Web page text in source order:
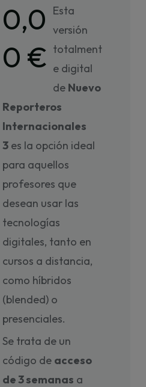
0,0
0 €
Esta
versión
totalment
e digital
de Nuevo
Reporteros
Internacionales
3 es la opción ideal
para aquellos
profesores que
desean usar las
tecnologías
digitales, tanto en
cursos a distancia,
como híbridos
(blended) o
presenciales.
Se trata de un
código de acceso
de 3 semanas a